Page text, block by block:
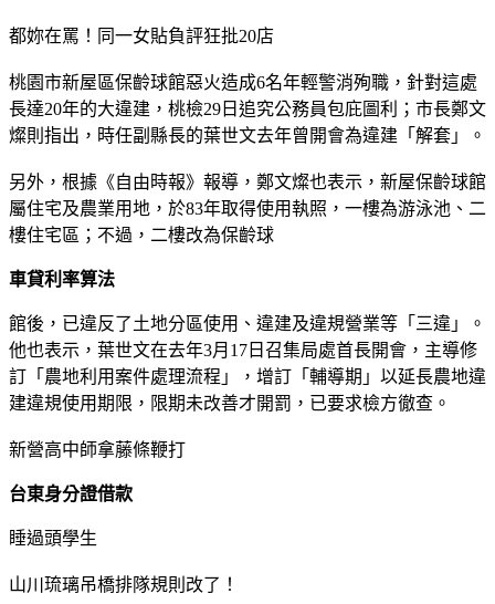
都妳在罵！同一女貼負評狂批20店
桃園市新屋區保齡球館惡火造成6名年輕警消殉職，針對這處
長達20年的大違建，桃檢29日追究公務員包庇圖利；市長鄭文
燦則指出，時任副縣長的葉世文去年曾開會為違建「解套」。
另外，根據《自由時報》報導，鄭文燦也表示，新屋保齡球館
屬住宅及農業用地，於83年取得使用執照，一樓為游泳池、二
樓住宅區；不過，二樓改為保齡球
車貸利率算法
館後，已違反了土地分區使用、違建及違規營業等「三違」。
他也表示，葉世文在去年3月17日召集局處首長開會，主導修
訂「農地利用案件處理流程」，增訂「輔導期」以延長農地違
建違規使用期限，限期未改善才開罰，已要求檢方徹查。
新營高中師拿藤條鞭打
台東身分證借款
睡過頭學生
山川琉璃吊橋排隊規則改了！